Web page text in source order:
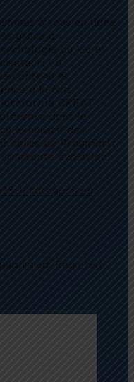
à sous en ligne
grâce à
du jeu et
La
contenu et
à la fois
GREAT
dans le
exhaustif des
celles de Pragmatic
évolution.
Uncategorized
Required